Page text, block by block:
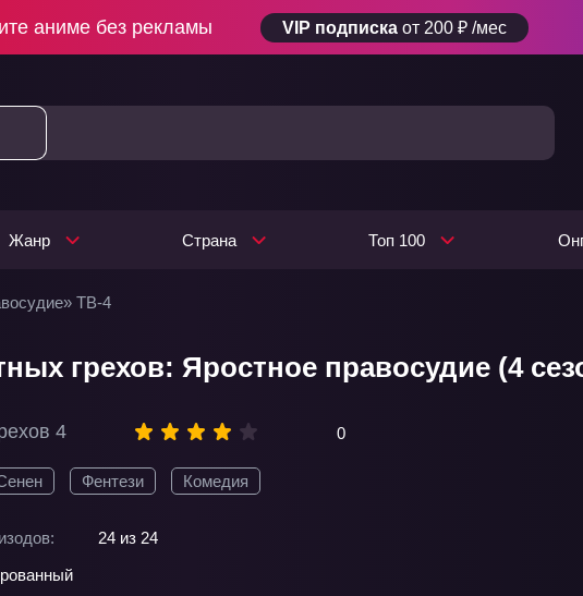
аниме без рекламы VIP подписка от 200 ₽ /мес
Жанр Страна Топ 100
ТВ-4
грехов: Яростное правосудие (4
4 0
Фентези Комедия
24 из 24